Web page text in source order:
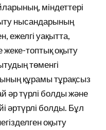
міндеттері
нысандарының
ежелгі уақытта,
жеке-топтық оқыту
төменгі
құрамы тұрақсыз
әр түрлі болды және
әртүрлі болды. Бұл
оқыту